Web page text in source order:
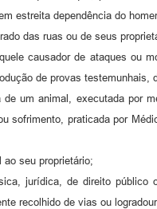
estreita dependência do
das ruas ou de seus
causador de ataques ou
de provas testemunhais,
de um animal, executada por
sofrimento, praticada por
seu proprietário;
jurídica, de direito público
recolhido de vias ou